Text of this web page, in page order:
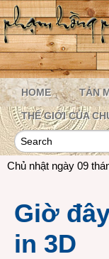
HOME TẢN
THẾ GIỚI CỦA
Chủ nhật ngày 09
Giờ
in 3D